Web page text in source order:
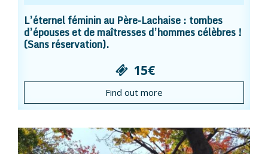
L’éternel féminin au Père-Lachaise : tombes
d’épouses et de maîtresses d’hommes célèbres !
(Sans réservation).
15€
Find out more